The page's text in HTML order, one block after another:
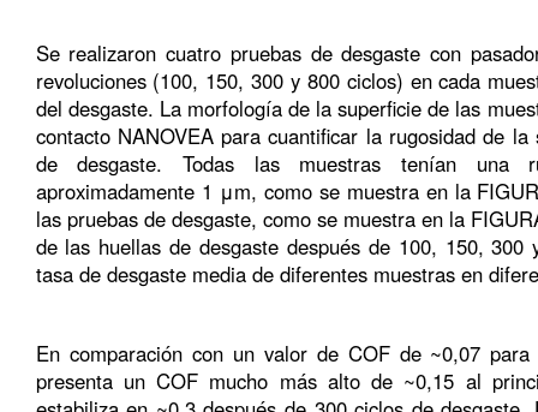
Se realizaron cuatro pruebas de desgaste con
revoluciones (100, 150, 300 y 800 ciclos) en cada
del desgaste. La morfología de la superficie de las
contacto NANOVEA para cuantificar la rugosidad de
de desgaste. Todas las muestras tenían una
aproximadamente 1 μm, como se muestra en la
las pruebas de desgaste, como se muestra en la
de las huellas de desgaste después de 100, 150,
tasa de desgaste media de diferentes muestras en
En comparación con un valor de COF de ~0,07
presenta un COF mucho más alto de ~0,15 al